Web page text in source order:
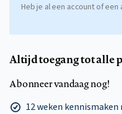
Heb je al een account of een
Altijd toegang tot alle
Abonneer vandaag nog!
12 weken